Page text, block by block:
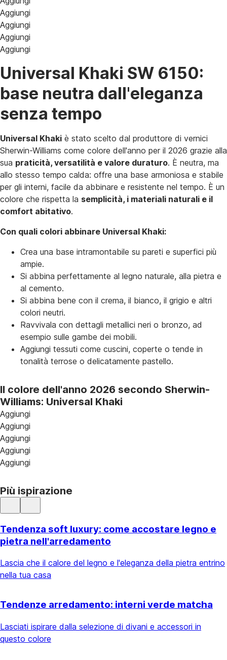
Aggiungi
Aggiungi
Aggiungi
Aggiungi
Universal Khaki SW 6150:
base neutra dall'eleganza
senza tempo
Universal Khaki è stato scelto dal produttore di vernici
Sherwin-Williams come colore dell'anno per il 2026 grazie alla
sua praticità, versatilità e valore duraturo. È neutra, ma
allo stesso tempo calda: offre una base armoniosa e stabile
per gli interni, facile da abbinare e resistente nel tempo. È un
colore che rispetta la semplicità, i materiali naturali e il
comfort abitativo.
Con quali colori abbinare Universal Khaki:
Crea una base intramontabile su pareti e superfici più
ampie.
Si abbina perfettamente al legno naturale, alla pietra e
al cemento.
Si abbina bene con il crema, il bianco, il grigio e altri
colori neutri.
Ravvivala con dettagli metallici neri o bronzo, ad
esempio sulle gambe dei mobili.
Aggiungi tessuti come cuscini, coperte o tende in
tonalità terrose o delicatamente pastello.
Il colore dell'anno 2026 secondo Sherwin-
Williams: Universal Khaki
Aggiungi
Aggiungi
Aggiungi
Aggiungi
Aggiungi
Più ispirazione
Tendenza soft luxury: come accostare legno e
pietra nell'arredamento
Lascia che il calore del legno e l'eleganza della pietra entrino
nella tua casa
Tendenze arredamento: interni verde matcha
Lasciati ispirare dalla selezione di divani e accessori in
questo colore